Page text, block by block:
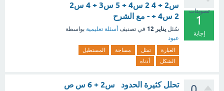
تصويتات
1
إجابة
س2 + 4 2 س4 + 5 س3 + 4 س2
2 س4 + - مع الشرح
سُئل يناير 12 في تصنيف أسئلة تعليمية بواسطة
عبود
العبارة تمثل مساحة
المستطيل
الشكل
أدناه
تحلل كثيرة الحدود س2 + 6 س ص